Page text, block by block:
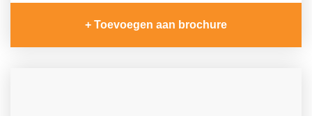
+ Toevoegen aan brochure